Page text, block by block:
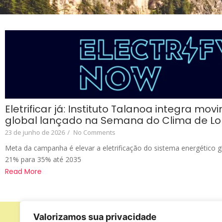
Valorizamos sua privacidade
Eletrificar já: Instituto Talanoa integra
global lançado na Semana do Clima de
23 de junho de 2026 / No Comments
Meta da campanha é elevar a eletrificação do sistema energético
21% para 35% até 2035
Read More